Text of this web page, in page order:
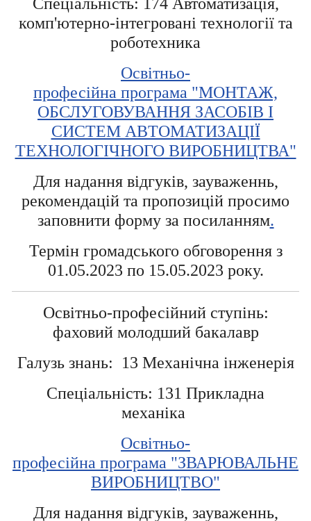
Спеціальність: 174 Автоматизація,
комп'ютерно-інтегровані технології та
роботехника
Освітньо-
професійна програма "МОНТАЖ,
ОБСЛУГОВУВАННЯ ЗАСОБІВ І
СИСТЕМ АВТОМАТИЗАЦІЇ
ТЕХНОЛОГІЧНОГО ВИРОБНИЦТВА"
Для надання відгуків, зауваженнь,
рекомендацій та пропозицій просимо
заповнити форму за посиланням.
Термін громадського обговорення з
01.05.2023 по 15.05.2023 року.
Освітньо-професійний ступінь:
фаховий молодший бакалавр
Галузь знань: 13 Механічна інженерія
Спеціальність: 131 Прикладна
механіка
Освітньо-
професійна програма "ЗВАРЮВАЛЬНЕ
ВИРОБНИЦТВО"
Для надання відгуків, зауваженнь,